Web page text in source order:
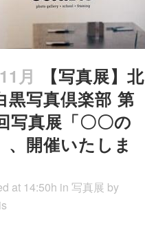
月
【写真展】北
黒写真倶楽部 第
写真展「〇〇の
、開催いたしま
at 14:50h in 写真展 by